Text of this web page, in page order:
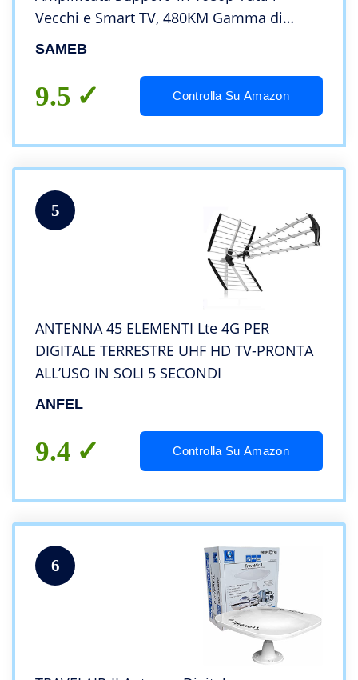
Vecchi e Smart TV, 480KM Gamma di
Ricevere Digitale HDTV Antenna,Staccabile
Antenna TV
SAMEB
9.5 Controlla Su Amazon
5
ANTENNA 45 ELEMENTI Lte 4G PER
DIGITALE TERRESTRE UHF HD TV-PRONTA
ALL’USO IN SOLI 5 SECONDI
ANFEL
9.4 Controlla Su Amazon
6